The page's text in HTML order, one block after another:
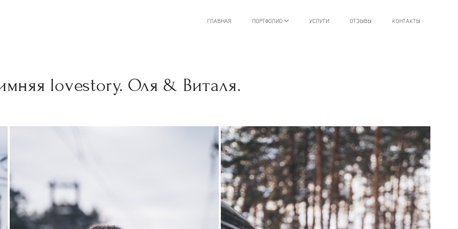
ГЛАВНАЯ ПОРТФОЛИО УСЛУГИ ОТЗЫВЫ КОНТАКТЫ
lovestory. Оля & Виталя.